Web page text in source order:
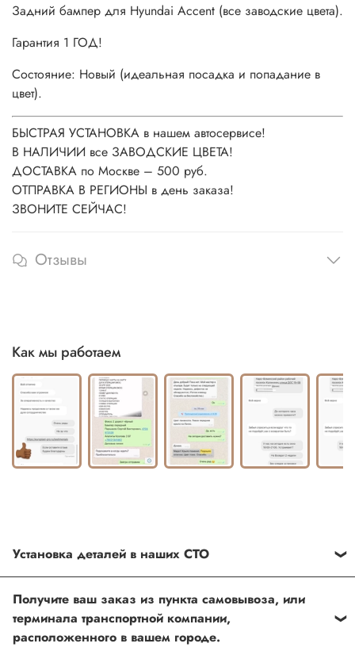
Задний бампер для Hyundai Accent (все заводские цвета).
Гарантия 1 ГОД!
Состояние: Новый (идеальная посадка и попадание в
цвет).
БЫСТРАЯ УСТАНОВКА в нашем автосервисе!
В НАЛИЧИИ все ЗАВОДСКИЕ ЦВЕТА!
ДОСТАВКА по Москве – 500 руб.
ОТПРАВКА В РЕГИОНЫ в день заказа!
ЗВОНИТЕ СЕЙЧАС!
Отзывы
Как мы работаем
Установка деталей в наших СТО
можно установить в любом из наших установочных
центров по Москве
Получите ваш заказ из пункта самовывоза, или
терминала транспортной компании,
расположенного в вашем городе.